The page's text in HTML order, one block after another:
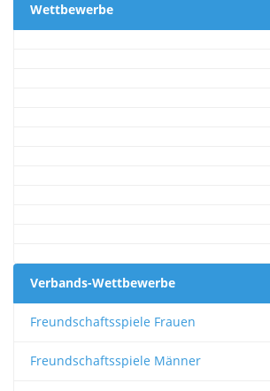
Wettbewerbe
Verbands-Wettbewerbe
Freundschaftsspiele Frauen
Freundschaftsspiele Männer